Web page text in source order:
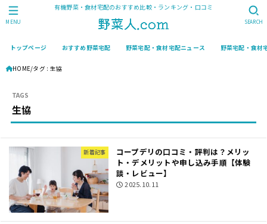
有機野菜・食材宅配のおすすめ比較・ランキング・口コミ
トップページ おすすめ野菜宅配 野菜宅配・食材宅配ニュース 野菜宅配・食材
SEARCH
MENU
HOME タグ : 生協
生協
新着記事
コープデリの口コミ・評判は？メリッ
ト・デメリットや申し込み手順【体験
談・レビュー】
2025.10.11